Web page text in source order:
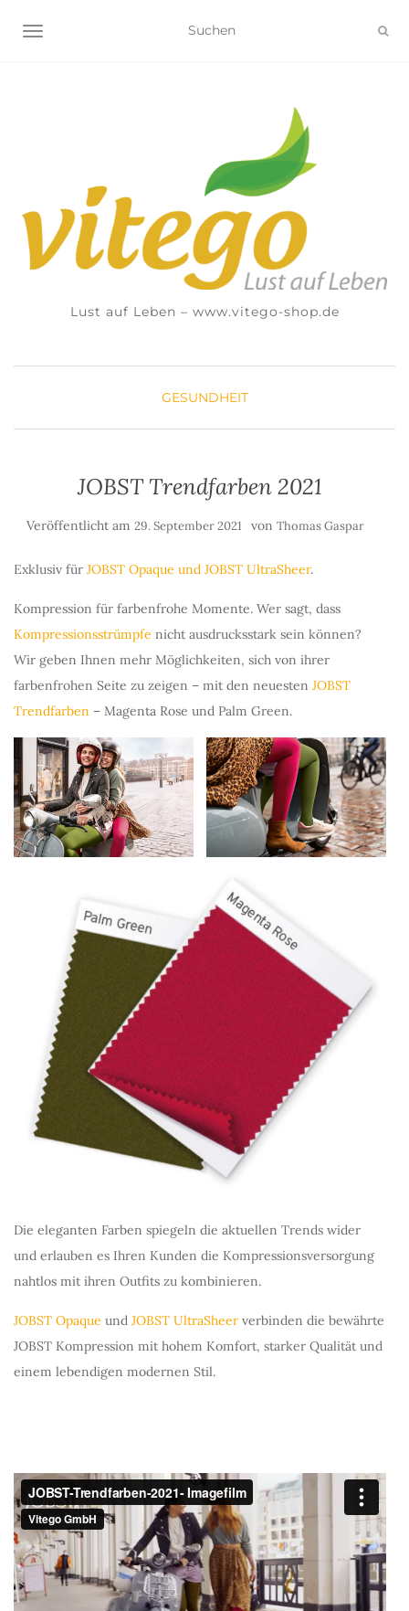
NAVIGATION UMSCHALTEN
Lust auf Leben – www.vitego-shop.de
GESUNDHEIT
JOBST Trendfarben 2021
Veröffentlicht am 29. September 2021 von Thomas Gaspar
Exklusiv für JOBST Opaque und JOBST UltraSheer.
Kompression für farbenfrohe Momente. Wer sagt, dass
Kompressionsstrümpfe nicht ausdrucksstark sein können?
Wir geben Ihnen mehr Möglichkeiten, sich von ihrer
farbenfrohen Seite zu zeigen – mit den neuesten JOBST
Trendfarben – Magenta Rose und Palm Green.
Die eleganten Farben spiegeln die aktuellen Trends wider
und erlauben es Ihren Kunden die Kompressionsversorgung
nahtlos mit ihren Outfits zu kombinieren.
JOBST Opaque und JOBST UltraSheer verbinden die bewährte
JOBST Kompression mit hohem Komfort, starker Qualität und
einem lebendigen modernen Stil.